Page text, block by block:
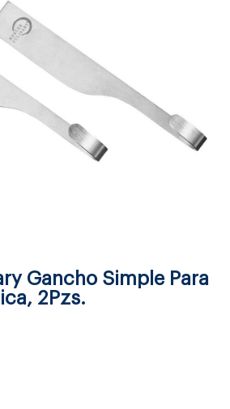
Gancho Simple Para
2Pzs.